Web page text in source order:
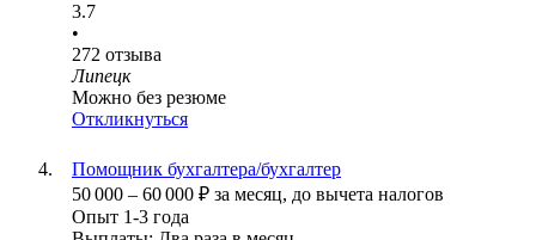
3.7
•
272 отзыва
Липецк
Можно без резюме
Откликнуться
Помощник бухгалтера/бухгалтер
50 000 – 60 000 ₽ за месяц, до вычета налогов
Опыт 1-3 года